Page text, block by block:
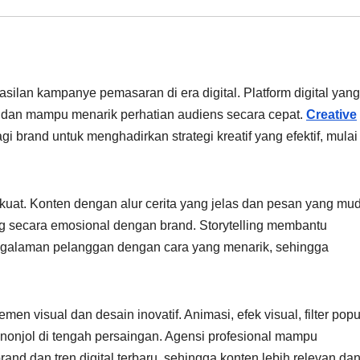
kampanye pemasaran di era digital. Platform digital yang
mampu menarik perhatian audiens secara cepat. Creative
brand untuk menghadirkan strategi kreatif yang efektif,
Konten dengan alur cerita yang jelas dan pesan yang
emosional dengan brand. Storytelling membantu
pelanggan dengan cara yang menarik, sehingga
visual dan desain inovatif. Animasi, efek visual, filter
di tengah persaingan. Agensi profesional mampu